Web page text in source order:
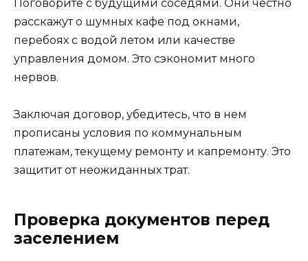
Поговорите с будущими соседями. Они честно
расскажут о шумных кафе под окнами,
перебоях с водой летом или качестве
управления домом. Это сэкономит много
нервов.
Заключая договор, убедитесь, что в нем
прописаны условия по коммунальным
платежам, текущему ремонту и капремонту. Это
защитит от неожиданных трат.
Проверка документов перед
заселением